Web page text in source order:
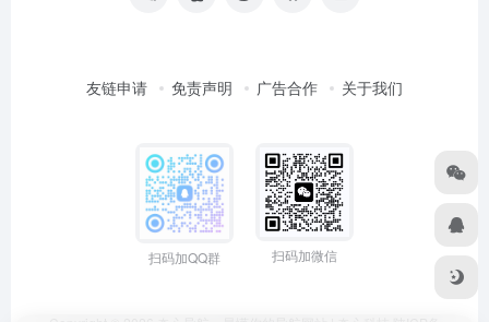
友链申请 免责声明 广告合作 关于我们
扫码加QQ群 扫码加微信